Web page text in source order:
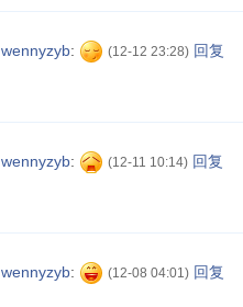
wennyzyb: (12-12 23:28) 回复
wennyzyb: (12-11 10:14) 回复
wennyzyb: (12-08 04:01) 回复